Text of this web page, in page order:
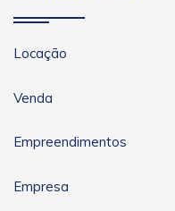
Locação
Venda
Empreendimentos
Empresa